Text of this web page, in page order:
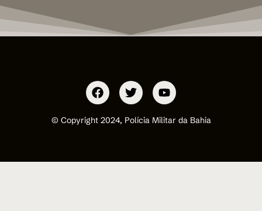
© Copyright 2024, Polícia Militar da Bahia